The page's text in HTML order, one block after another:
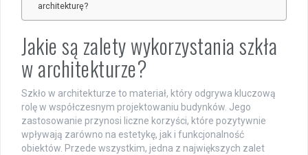
architekturę?
Jakie są zalety wykorzystania szkła
w architekturze?
Szkło w architekturze to materiał, który odgrywa kluczową
rolę w współczesnym projektowaniu budynków. Jego
zastosowanie przynosi liczne korzyści, które pozytywnie
wpływają zarówno na estetykę, jak i funkcjonalność
obiektów. Przede wszystkim, jedna z największych zalet